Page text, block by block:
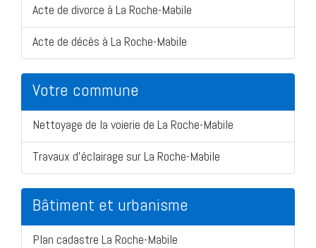
Acte de divorce à La Roche-Mabile
Acte de décès à La Roche-Mabile
Votre commune
Nettoyage de la voierie de La Roche-Mabile
Travaux d'éclairage sur La Roche-Mabile
Bâtiment et urbanisme
Plan cadastre La Roche-Mabile